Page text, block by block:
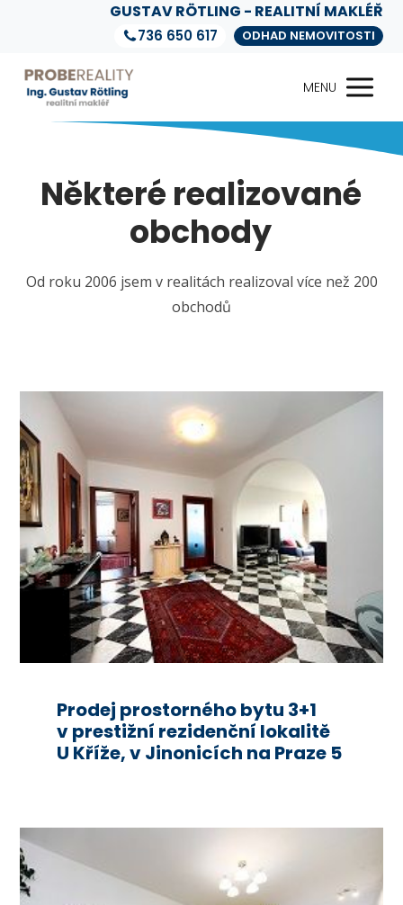
GUSTAV RÖTLING - REALITNÍ MAKLÉŘ
736 650 617 ODHAD NEMOVITOSTI
MENU
Některé realizované
obchody
Od roku 2006 jsem v realitách realizoval více než 200
obchodů
Prodej prostorného bytu 3+1
v prestižní rezidenční lokalitě
U Kříže, v Jinonicích na Praze 5